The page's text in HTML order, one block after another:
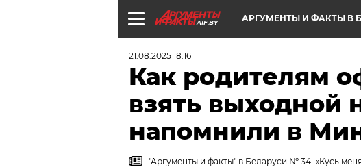
AIF.BY АРГУМЕНТЫ И ФАКТЫ В
21.08.2025 18:16
Как родителям
взять выходной
напомнили в
"Аргументы и факты" в Беларуси № 34. «Кусь